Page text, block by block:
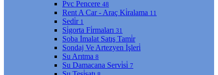
Pvc Pencere 48
Rent A Car - Araç Ki̇ralama 11
Sedi̇r 1
Si̇gorta Fi̇rmaları 31
Soba İmalat Satış Tami̇r
Sondaj Ve Artezyen İşleri̇
Su Arıtma 8
Su Damacana Servi̇si̇ 7